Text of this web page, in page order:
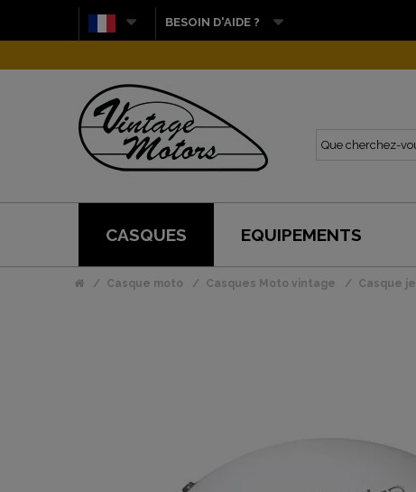
BESOIN D'AIDE ?
CASQUES EQUIPEMENTS
Casque moto Casques Moto vintage Casque